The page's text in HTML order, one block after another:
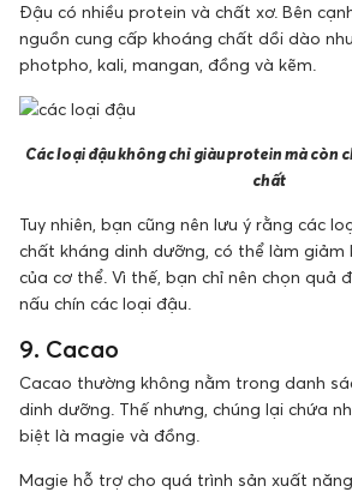
Đậu có nhiều protein và chất xơ. Bên
nguồn cung cấp khoáng chất dồi dào
photpho, kali, mangan, đồng và kẽm.
Các loại đậu không chỉ giàu protein mà còn
chất
Tuy nhiên, bạn cũng nên lưu ý rằng các
chất kháng dinh dưỡng, có thể làm giảm
của cơ thể. Vì thế, bạn chỉ nên chọn quả
nấu chín các loại đậu.
9. Cacao
Cacao thường không nằm trong danh
dinh dưỡng. Thế nhưng, chúng lại chứa
biệt là magie và đồng.
Magie hỗ trợ cho quá trình sản xuất